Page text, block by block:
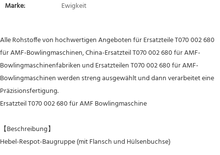
Marke:
Ewigkeit
Alle Rohstoffe von hochwertigen Angeboten für Ersatzteile T070 002 680
für AMF-Bowlingmaschinen, China-Ersatzteil T070 002 680 für AMF-
Bowlingmaschinenfabriken und Ersatzteilen T070 002 680 für AMF-
Bowlingmaschinen werden streng ausgewählt und dann verarbeitet eine
Präzisionsfertigung.
Ersatzteil T070 002 680 für AMF Bowlingmaschine
【Beschreibung】
Hebel-Respot-Baugruppe (mit Flansch und Hülsenbuchse)